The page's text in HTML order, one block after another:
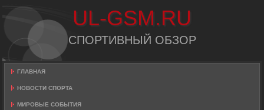
UL-GSM.RU
СПОРТИВНЫЙ ОБЗОР
ГЛАВНАЯ
НОВОСТИ СПОРТА
МИРОВЫЕ СОБЫТИЯ